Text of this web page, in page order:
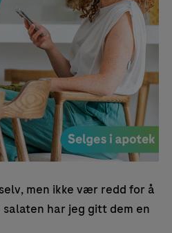
men ikke vær redd for å
har jeg gitt dem en